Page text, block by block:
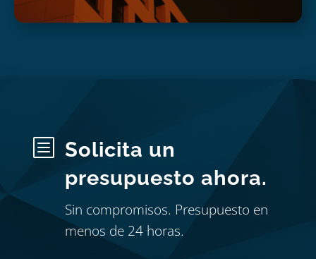
b
Solicita un
presupuesto ahora.
Sin compromisos. Presupuesto en
menos de 24 horas.